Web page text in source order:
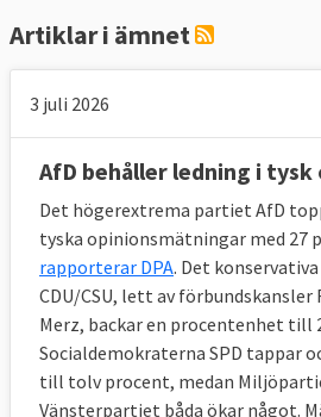
Artiklar i ämnet
3 juli 2026
AfD behåller ledning i tysk
Det högerextrema partiet AfD
tyska opinionsmätningar med 27
rapporterar DPA. Det
CDU/CSU, lett av förbundskansler
Merz, backar en procentenhet till
Socialdemokraterna SPD tappar
till tolv procent, medan
Vänsterpartiet båda ökar något.